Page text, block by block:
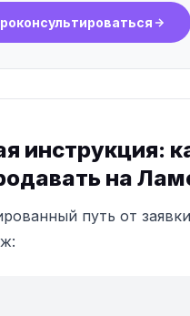
инструкция:
на
путь от